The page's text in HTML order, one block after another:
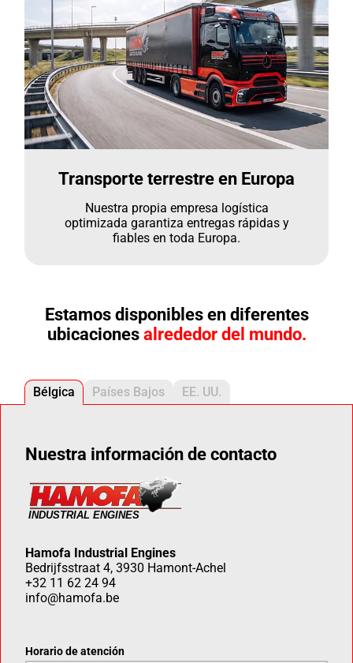
Transporte terrestre en Europa
Nuestra propia empresa logística
optimizada garantiza entregas rápidas y
fiables en toda Europa.
Estamos disponibles en diferentes
ubicaciones alrededor del mundo.
Bélgica Países Bajos EE. UU.
Nuestra información de contacto
Hamofa Industrial Engines
Bedrijfsstraat 4, 3930 Hamont-Achel
+32 11 62 24 94
info@hamofa.be
Horario de atención